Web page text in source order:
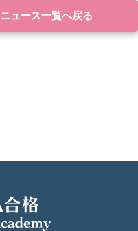
ニュース一覧へ戻る